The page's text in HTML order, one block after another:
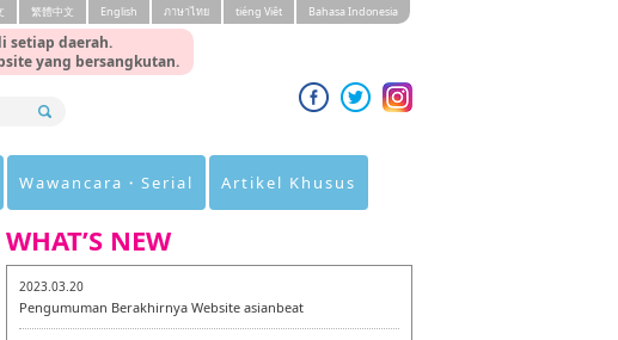
setiap daerah.
yang bersangkutan.
繁體中文 English ภาษาไทย tiéng Viêt Bahasa Indonesia
Wawancara・Serial Artikel Khusus
WHAT’S NEW
2023.03.20
Pengumuman Berakhirnya Website asianbeat